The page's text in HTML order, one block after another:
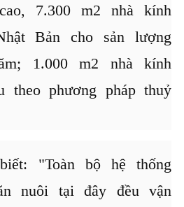
7.300 m2 nhà kính
Bản cho sản lượng
1.000 m2 nhà kính
theo phương pháp thuỷ
"Toàn bộ hệ thống
nuôi tại đây đều vận